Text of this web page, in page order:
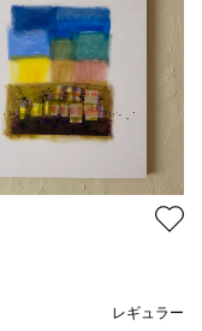
レギュラー